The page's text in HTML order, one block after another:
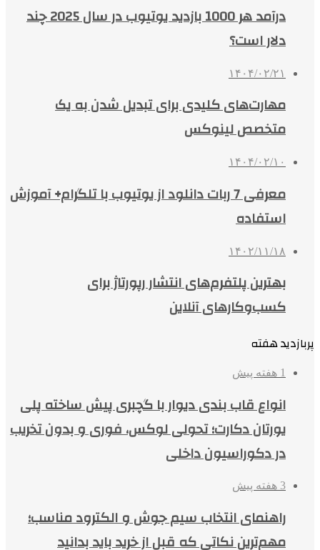
درآمد هر 1000 بازدید یوتیوب در سال 2025 چند
دلار است؟
۱۴۰۴/۰۲/۲۱
مهارت‌های کلیدی برای تبدیل شدن به یک
متخصص لینوکس
۱۴۰۴/۰۲/۱۰
معرفی 7 ربات دانلود از یوتیوب با تلگرام+ آموزش
استفاده
۱۴۰۲/۱۱/۱۸
بهترین پلتفرم‌های انتشار رپورتاژ برای
کسب‌وکارهای آنلاین
پربازدید هفته
1 هفته پیش
انواع قاب بندی دیوار با گچبری پیش ساخته پلی
یورتان دکارت؛ تحولی لوکس، فوری و بدون تخریب
در دکوراسیون داخلی
3 هفته پیش
راهنمای انتخاب سیم جوش و الکترود مناسب؛
مهم‌ترین نکاتی که قبل از خرید باید بدانید